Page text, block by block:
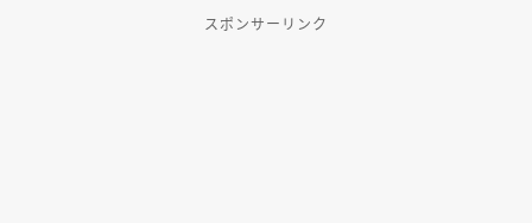
スポンサーリンク